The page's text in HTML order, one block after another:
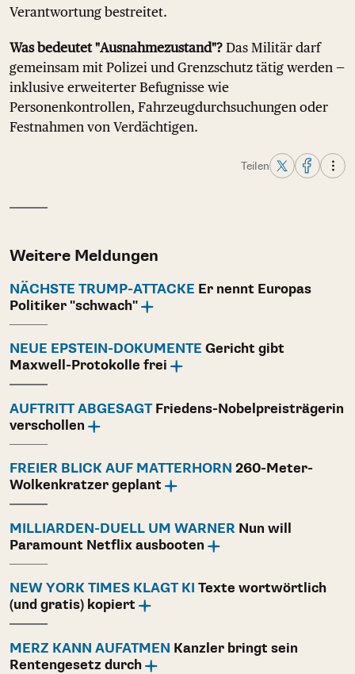
Verantwortung bestreitet.
Was bedeutet "Ausnahmezustand"? Das Militär darf
gemeinsam mit Polizei und Grenzschutz tätig werden —
inklusive erweiterter Befugnisse wie
Personenkontrollen, Fahrzeugdurchsuchungen oder
Festnahmen von Verdächtigen.
Teilen
Weitere Meldungen
NÄCHSTE TRUMP-ATTACKE Er nennt Europas
Politiker "schwach"
NEUE EPSTEIN-DOKUMENTE Gericht gibt
Maxwell-Protokolle frei
AUFTRITT ABGESAGTFriedens-Nobelpreisträgerin
verschollen
FREIER BLICK AUF MATTERHORN 260-Meter-
Wolkenkratzer geplant
MILLIARDEN-DUELL UM WARNER Nun will
Paramount Netflix ausbooten
NEW YORK TIMES KLAGT KI Texte wortwörtlich
(und gratis) kopiert
MERZ KANN AUFATMEN Kanzler bringt sein
Rentengesetz durch